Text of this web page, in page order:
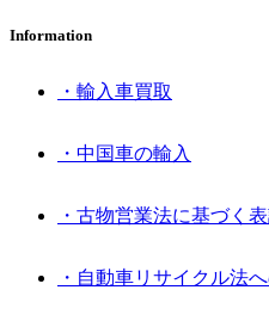
Information
・輸入車買取
・中国車の輸入
・古物営業法に基づく
・自動車リサイクル法